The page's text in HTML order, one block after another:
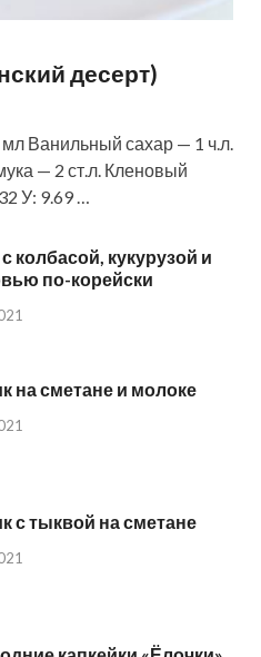
десерт)
Ванильный сахар — 1 ч.л.
— 2 ст.л. Кленовый
У: 9.69 …
колбасой, кукурузой и
по-корейски
на сметане и молоке
с тыквой на сметане